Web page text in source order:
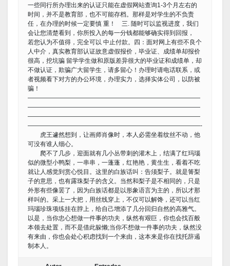
一些同行所办理出来的认证只能在虚假网站查询1-3个月左右的
时间，并不是教育部，也不可能存档。那样是对学生的不负责
任，在办理的时候一定要慎 重！ 三. 随时可以监视进度，我们
会让您清楚看到，你所投入的每一分钱都能够确实得到回报，
若您认为不值得，完全可以 中止付款。四：面对网上有些不良个
人中介，真实教育部认证故意虚假报价，毕业证、成绩单却报价
很高，挖坑骗 留学学生做和原版差异很大的毕业证和成绩单，却
不做认证，欺骗广大留学生，请多留心！办理时请电话联系，或
者视频看下对方的办公环境，办理实力，选择实体公司，以防被
骗！
————————————————————————————
————————————————————————————
————————————————————————————
————————————————————————————-
虎王遽然想到，让画师肖像时，本人必需坐着纹丝不动，他
可没有谁人细心。
爬不了几步，迎面就有几小丛带刺的灌木上，结满了红玛瑙
似的微型小鸭梨，一串串，一蓬蓬，红艳艳，黄生生，看着不吃
就让人感觉到赏心悦目。这里的白族话叫：告须梨子。就是箐梨
子的意思，也有露珠梨子的含义。当然和梨子是不相同的，只是
外形有些像罢了，因为白族话都是以形象语言为主的，所以才那
样叫的。采上一大把，用丝线穿上，不仅可以解馋，还可以当红
玛瑙珍珠项练挂在脖上，给自己增添了几分回归自然的高雅气。
以是，当你忠心想做一件事的功夫，纵然有艰巨，你也会找百般
本领去处置，而不是借此躲懒;当你不想做一件事的功夫，纵然没
有来由，你也会处心积虑找到一个来由，这本来是你在找托辞遏
制本人。